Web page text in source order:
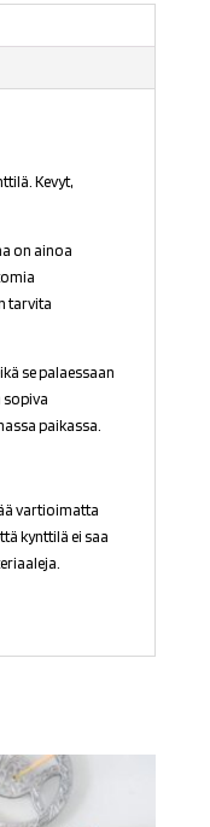
Kevyt,
on ainoa
tarvita
se palaessaan
sopiva
paikassa.
vartioimatta
kynttilä ei saa